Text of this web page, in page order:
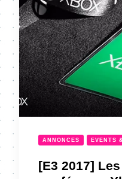
ANNONCES EVENTS
[E3 2017]